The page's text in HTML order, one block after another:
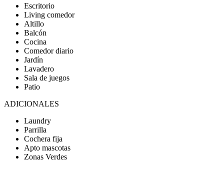
Escritorio
Living comedor
Altillo
Balcón
Cocina
Comedor diario
Jardín
Lavadero
Sala de juegos
Patio
ADICIONALES
Laundry
Parrilla
Cochera fija
Apto mascotas
Zonas Verdes